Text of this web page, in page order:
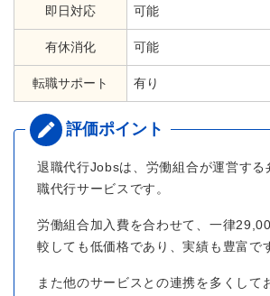
即日対応 可能
有休消化 可能
転職サポート 有り
退職代行Jobsは、労働組合が運営する
職代行サービスです。
労働組合加入費を合わせて、一律
較しても低価格であり、実績も豊富で
また他のサービスとの連携を多くして